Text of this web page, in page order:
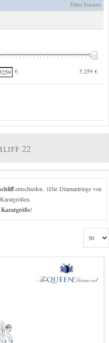
Filter löschen
5.259 €
€
22
entschieden. 1Die Diamantringe von
Karatgröße!